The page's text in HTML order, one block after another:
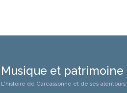
Musique et patrimoine
L'histoire de Carcassonne et de ses alentours